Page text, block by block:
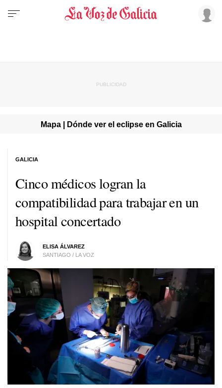
Mapa | Dónde ver el eclipse en Galicia
Cinco médicos logran la
compatibilidad para trabajar en un
hospital concertado
ELISA ÁLVAREZ
SANTIAGO / LA VOZ
GALICIA